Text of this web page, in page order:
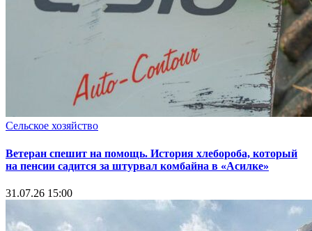
Сельское хозяйство
Ветеран спешит на помощь. История хлебороба, который
на пенсии садится за штурвал комбайна в «Асилке»
31.07.26 15:00